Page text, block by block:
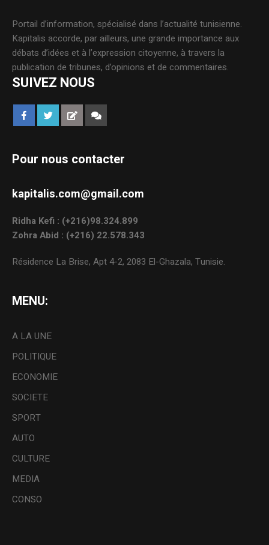
Portail d’information, spécialisé dans l’actualité tunisienne.
Kapitalis accorde, par ailleurs, une grande importance aux
débats d’idées et à l’expression citoyenne, à travers la
publication de tribunes, d’opinions et de commentaires.
SUIVEZ NOUS
Pour nous contacter
kapitalis.com@gmail.com
Ridha Kefi : (+216)98.324.899
Zohra Abid : (+216) 22.578.343
Résidence La Brise, Apt 4-2, 2083 El-Ghazala, Tunisie.
MENU:
A LA UNE
POLITIQUE
ECONOMIE
SOCIETE
SPORT
AUTO
CULTURE
MEDIA
CONSO